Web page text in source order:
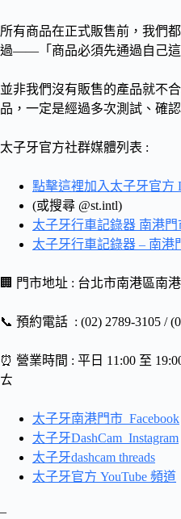
所有商品在正式販售前，我們
過——「商品必須先通過自己這
並非我們沒有販售的產品就不
品，一定是經過多次測試、確
太子牙官方社群媒體列表 :
點擊這裡加入太子牙官方
(或搜尋 @st.intl)
太子牙行車記錄器 南港門
太子牙行車記錄器 – 南港
🏢 門市地址 : 台北市南港區南
📞 預約電話 : (02) 2789-3105 /
⏰ 營業時間 : 平日 11:00 至
ㄊ
太子牙南港門市 Facebook
太子牙DashCam Instagram
太子牙dashcam threads
太子牙官方 YouTube 頻道
–